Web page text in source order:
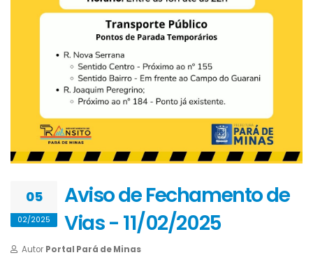
05
02/2025
Aviso de Fechamento de
Vias - 11/02/2025
Autor Portal Pará de Minas